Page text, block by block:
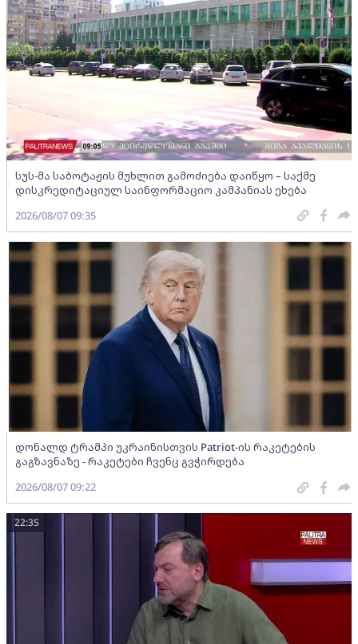
სუს-მა საბოტაჟის მუხლით გამოძიება დაიწყო – საქმე
დისკრედიტაციულ საინფორმაციო კამპანიას ეხება
2026/08/07 09:35
დონალდ ტრამპი უკრაინისთვის Patriot-ის რაკეტების
გაგზავნაზე - რაკეტები ჩვენც გვჭირდება
2026/08/07 09:22
22:35